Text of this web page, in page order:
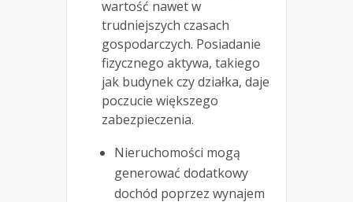
wartość nawet w
trudniejszych czasach
gospodarczych. Posiadanie
fizycznego aktywa, takiego
jak budynek czy działka, daje
poczucie większego
zabezpieczenia.
Nieruchomości mogą
generować dodatkowy
dochód poprzez wynajem